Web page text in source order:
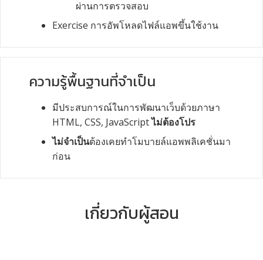
ผ่านการตรวจสอบ
Exercise การอัพโหลดไฟล์แอพขึ้นใช้งาน
ความรู้พื้นฐานที่จำเป็น
มีประสบการณ์ในการพัฒนาเว็บด้วยภาษา
HTML, CSS, JavaScriptไม่ต้องโปร
ไม่จำเป็นต้องเคยทำโมบายล์แอพพลิเคชั่นมา
ก่อน
เกี่ยวกับผู้สอน